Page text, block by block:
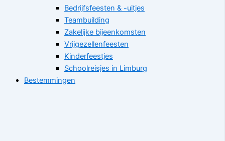
Bedrijfsfeesten & -uitjes
Teambuilding
Zakelijke bijeenkomsten
Vrijgezellenfeesten
Kinderfeestjes
Schoolreisjes in Limburg
Bestemmingen